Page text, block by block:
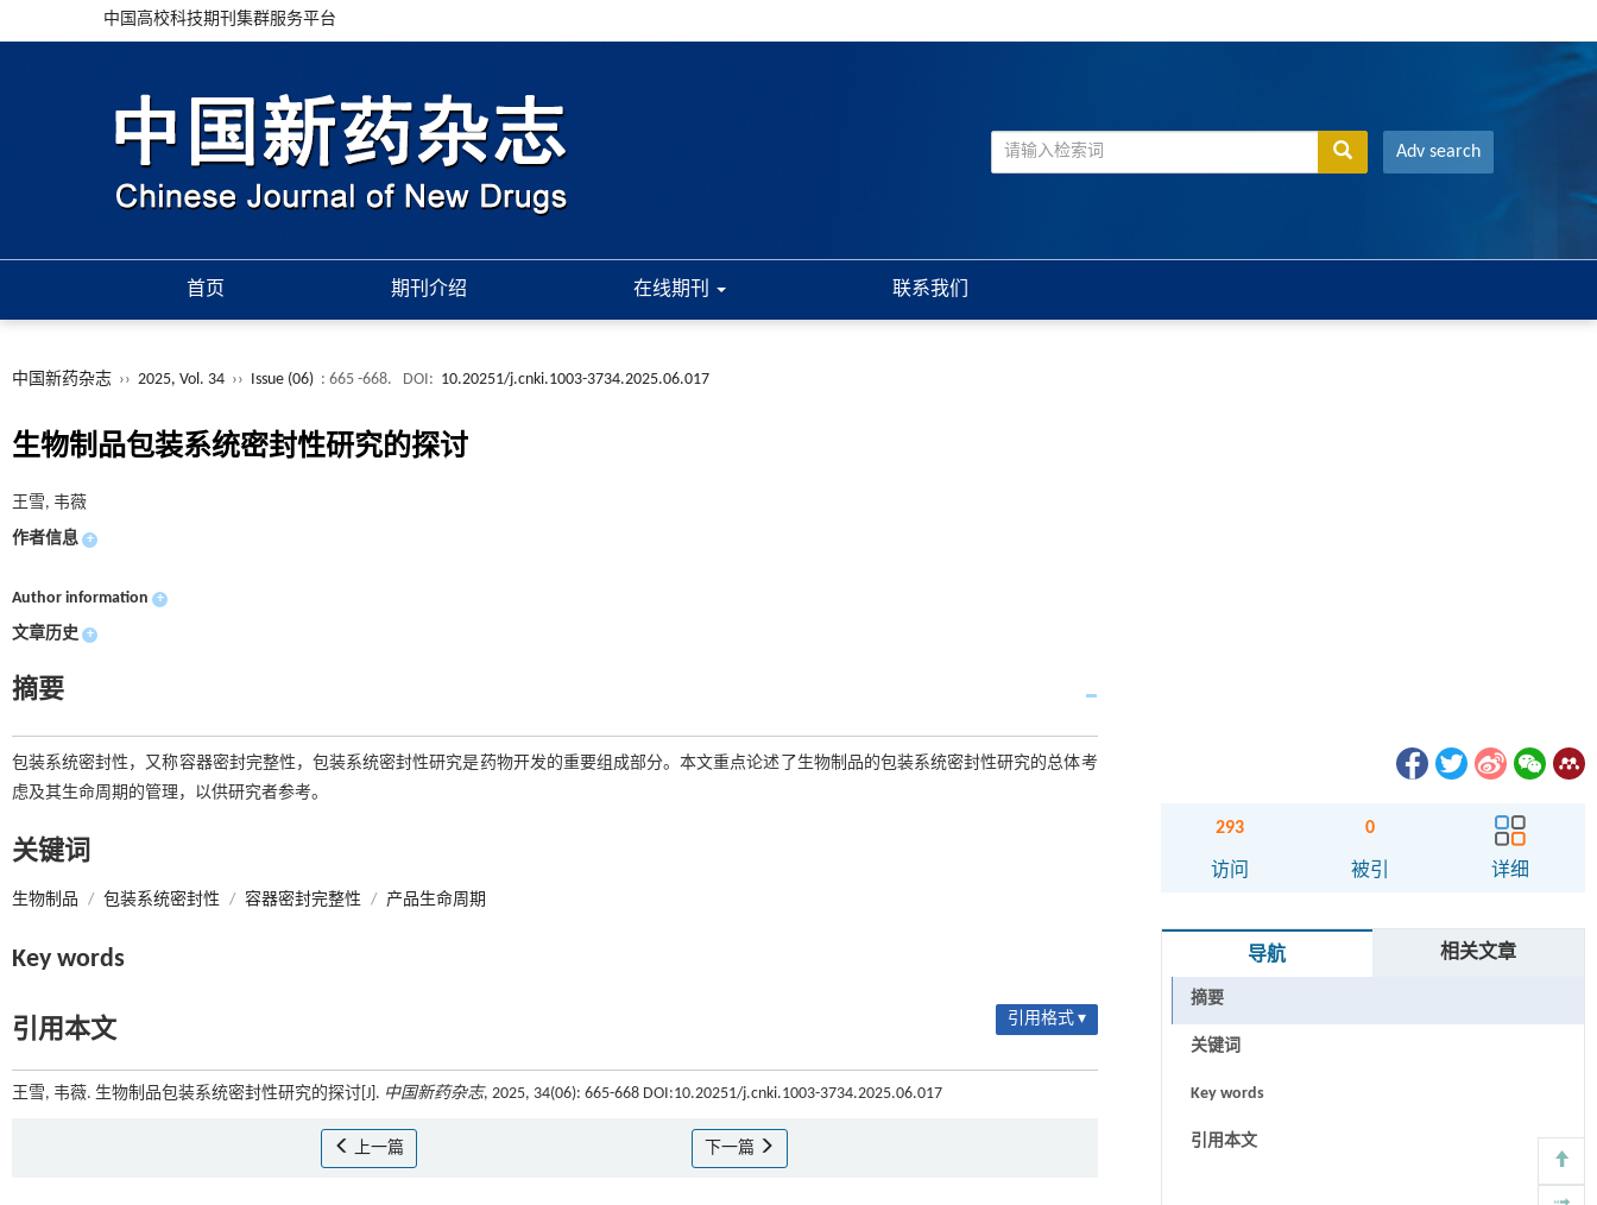
中国高校科技期刊集群服务平台
Adv search
首页 期刊介绍 在线期刊 联系我们
中国新药杂志 ›› 2025, Vol. 34 ›› Issue (06) : 665 -668. DOI: 10.20251/j.cnki.1003-3734.2025.06.017
生物制品包装系统密封性研究的探讨
王雪, 韦薇
作者信息 +
Author information +
文章历史 +
摘要
包装系统密封性，又称容器密封完整性，包装系统密封性研究是药物开发的重要组成部分。本文重点论述了生物制品的包装系统密封性研究的总体考
虑及其生命周期的管理，以供研究者参考。
关键词
生物制品 / 包装系统密封性 / 容器密封完整性 / 产品生命周期
Key words
引用本文 引用格式 ▾
王雪, 韦薇. 生物制品包装系统密封性研究的探讨[J]. 中国新药杂志, 2025, 34(06): 665-668 DOI:10.20251/j.cnki.1003-3734.2025.06.017
上一篇 下一篇
293
访问
0
被引 详细
导航 相关文章
摘要
关键词
Key words
引用本文